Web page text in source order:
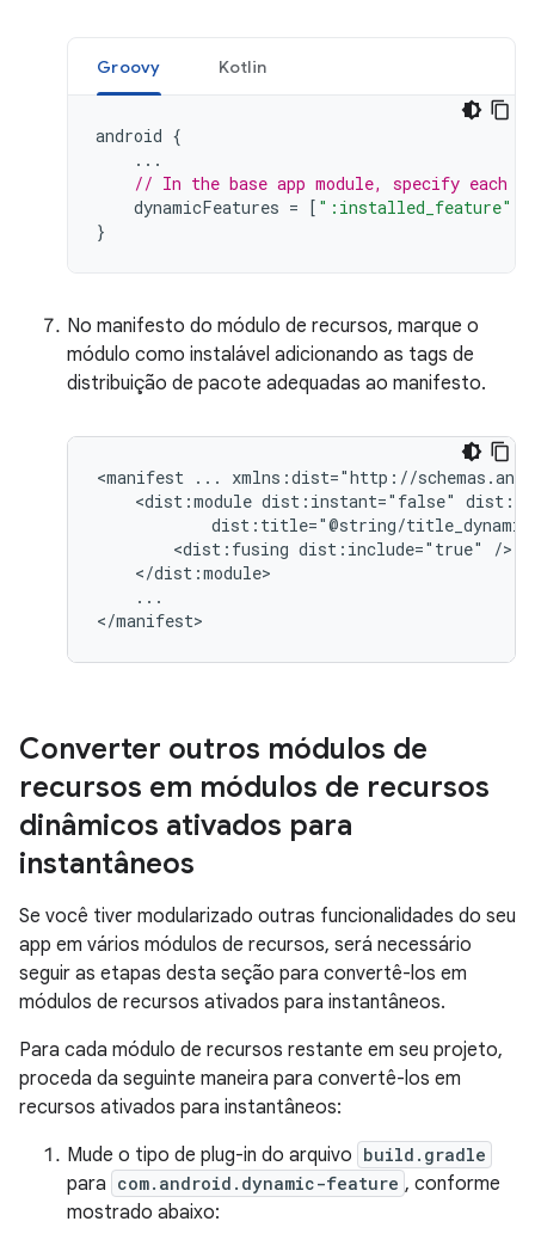
Groovy Kotlin
android {
...
// In the base app module, specify each
dynamicFeatures = [ ":installed_feature"
}
No manifesto do módulo de recursos, marque o
módulo como instalável adicionando as tags de
distribuição de pacote adequadas ao manifesto.
<manifest ...
<dist:module dist:instant="false"
<dist:fusing dist:include="true"
...
Converter outros módulos de
recursos em módulos de recursos
dinâmicos ativados para
instantâneos
Se você tiver modularizado outras funcionalidades do seu
app em vários módulos de recursos, será necessário
seguir as etapas desta seção para convertê-los em
módulos de recursos ativados para instantâneos.
Para cada módulo de recursos restante em seu projeto,
proceda da seguinte maneira para convertê-los em
recursos ativados para instantâneos:
Mude o tipo de plug-in do arquivo build.gradle
para com.android.dynamic-feature , conforme
mostrado abaixo: